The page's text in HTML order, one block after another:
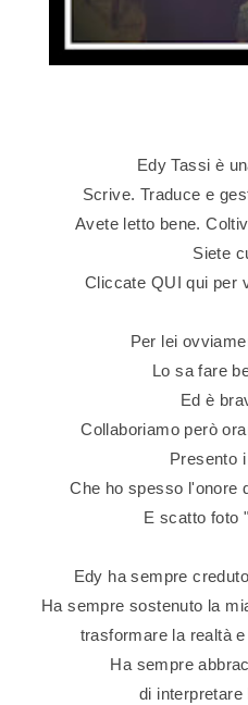
Edy Tassi è
Scrive. Traduce e
Avete letto bene.
Siete
Cliccate QUI qui per
Per lei
Lo sa fare
Ed è
Collaboriamo però
Presento
Che ho spesso l'onore
E scatto foto
Edy ha sempre
Ha sempre sostenuto la
trasformare la realtà
Ha sempre
di interpretare